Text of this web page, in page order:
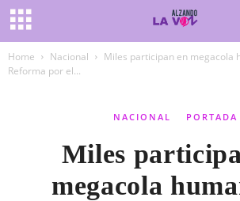
Home Nacional
Miles participan en megacola
Reforma por el...
NACIONAL PORTADA
Miles
megacola